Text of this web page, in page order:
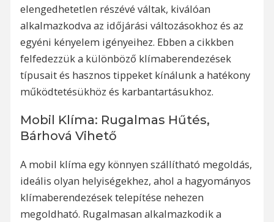
elengedhetetlen részévé váltak, kiválóan
alkalmazkodva az időjárási változásokhoz és az
egyéni kényelem igényeihez. Ebben a cikkben
felfedezzük a különböző klímaberendezések
típusait és hasznos tippeket kínálunk a hatékony
működtetésükhöz és karbantartásukhoz.
Mobil Klíma: Rugalmas Hűtés,
Bárhová Vihető
A mobil klíma egy könnyen szállítható megoldás,
ideális olyan helyiségekhez, ahol a hagyományos
klímaberendezések telepítése nehezen
megoldható. Rugalmasan alkalmazkodik a